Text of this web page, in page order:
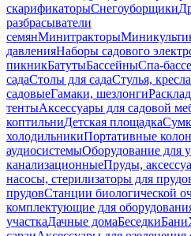
скарификаторыСнегоуборщики
разбрасыватели
семянМинитракторы
давленияНаборы садового
пикникБатутыБассейныСпа-
садаСтолы для садаСтулья,
садовыеГамаки, шезлонги
тентыАксессуары для садовой
коптильниДетская площадка
холодильникиПортативные
аудиосистемыОборудование для
канализационныеПруды,
насосы, стерилизаторы для
прудовСтанции биологической
комплектующие для
участкаДачные домаБеседкиБани